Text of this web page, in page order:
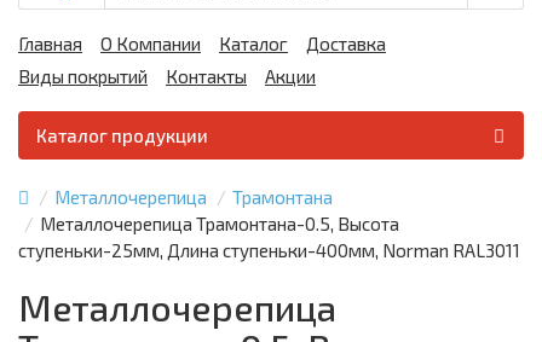
Главная О Компании Каталог
Доставка
Виды покрытий
Контакты Акции
Каталог продукции
Металлочерепица
Трамонтана
Металлочерепица Трамонтана-0.5, Высота
ступеньки-25мм, Длина ступеньки-400мм, Norman RAL3011
Металлочерепица